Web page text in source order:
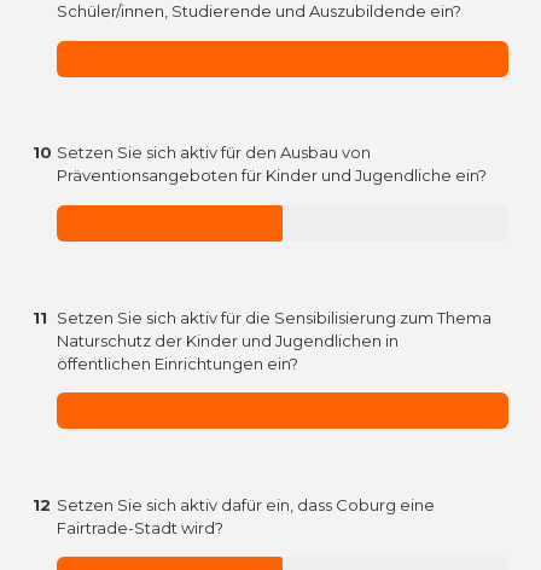
Schüler/innen, Studierende und Auszubildende ein?
10 Setzen Sie sich aktiv für den Ausbau von
Präventionsangeboten für Kinder und Jugendliche ein?
11
Setzen Sie sich aktiv für die Sensibilisierung zum Thema
Naturschutz der Kinder und Jugendlichen in
öffentlichen Einrichtungen ein?
12 Setzen Sie sich aktiv dafür ein, dass Coburg eine
Fairtrade-Stadt wird?